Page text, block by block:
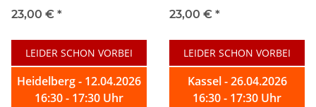
23,00 € *
LEIDER SCHON VORBEI
Heidelberg - 12.04.2026
16:30 - 17:30 Uhr
23,00 € *
LEIDER SCHON VORBEI
Kassel - 26.04.2026
16:30 - 17:30 Uhr